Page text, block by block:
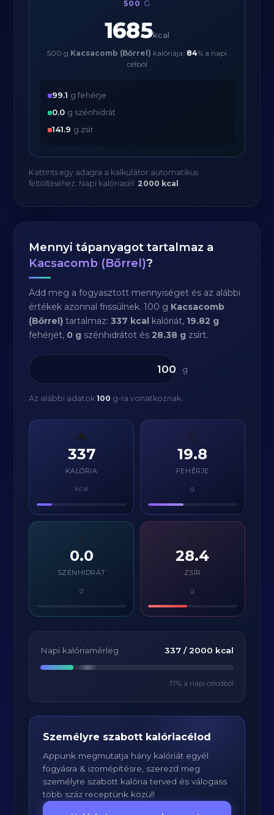
500 G
1685kcal
500 g Kacsacomb (Bőrrel) kalóriája: 84% a napi
célból
99.1 g fehérje
0.0 g szénhidrát
141.9 g zsír
Kattints egy adagra a kalkulátor automatikus
feltöltéséhez. Napi kalóriacél: 2000 kcal .
Mennyi tápanyagot tartalmaz a
Kacsacomb (Bőrrel)?
Add meg a fogyasztott mennyiséget és az alábbi
értékek azonnal frissülnek. 100 g Kacsacomb
(Bőrrel) tartalmaz:337 kcal kalóriát, 19.82 g
fehérjét, 0 g szénhidrátot és28.38 g zsírt.
g
Az alábbi adatok100 g-ra vonatkoznak.
🔥
337
KALÓRIA
kcal
💪
19.8
FEHÉRJE
g
⚡
0.0
SZÉNHIDRÁT
g
28.4
ZSÍR
g
Napi kalóriamérleg 337/ 2000 kcal
17% a napi célodból
Személyre szabott kalóriacélod
Appunk megmutatja hány kalóriát egyél
fogyásra & izomépítésre, szerezd meg
személyre szabott kalória terved és válogass
több száz receptünk közül!